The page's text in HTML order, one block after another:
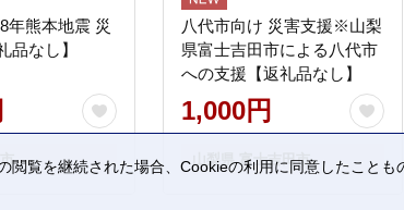
年熊本地震 災
品なし】
八代市向け 災害支援※山梨
県富士吉田市による八代市
への支援【返礼品なし】
1,000円
山梨県 富士吉田市
覧を継続された場合、Cookieの利用に同意したことも